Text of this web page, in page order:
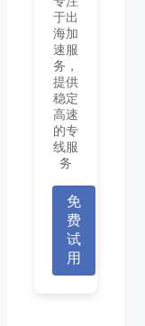
于出
海加
速服
务，
提供
稳定
高速
的专
线服
务
免
费
试
用